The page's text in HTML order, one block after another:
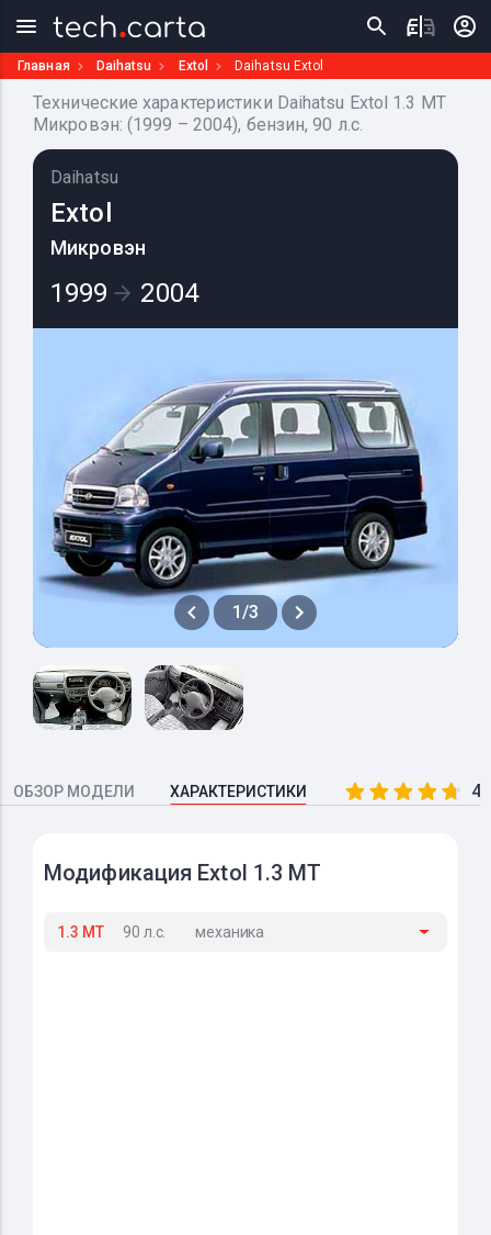
Главная Daihatsu Extol Daihatsu Extol
Технические характеристики Daihatsu Extol 1.3 MT
Микровэн: (1999 – 2004), бензин, 90 л.с.
Daihatsu
Extol
Микровэн
1999 2004
1/3
ОБЗОР МОДЕЛИ ХАРАКТЕРИСТИКИ
Модификация Extol 1.3 MT
1.3 MT 90 л.с. механика